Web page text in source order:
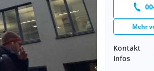
Mehr
Kontakt
Infos